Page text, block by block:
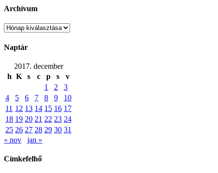
Archívum
Archívum
Naptár
2017. december
h K s c p s
v
1
2
3
4
5 6 7 8 9
10
11 12 13 14 15 16 17
18 19 20 21 22 23 24
25 26 27 28 29 30 31
« nov
jan »
Címkefelhő